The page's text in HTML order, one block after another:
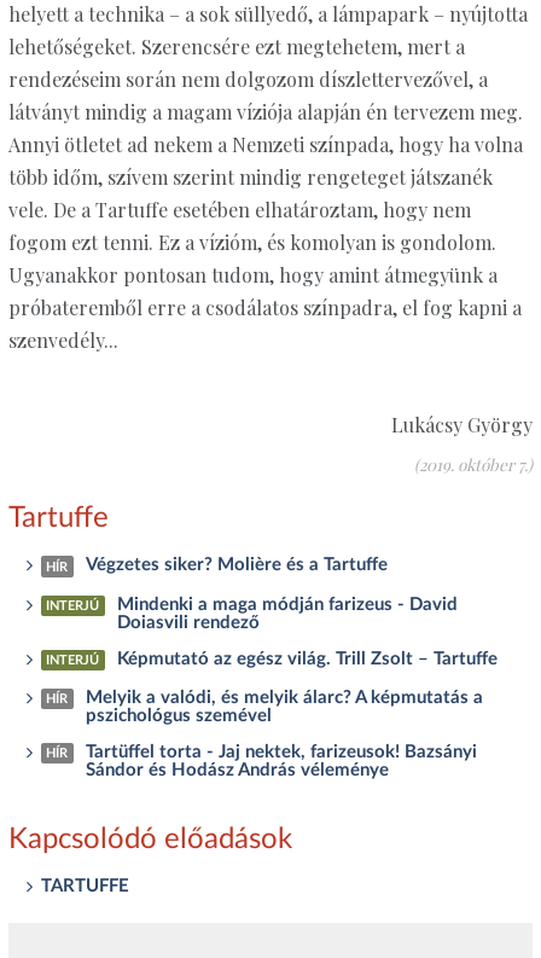
helyett a technika – a sok süllyedő, a lámpapark – nyújtotta
lehetőségeket. Szerencsére ezt megtehetem, mert a
rendezéseim során nem dolgozom díszlettervezővel, a
látványt mindig a magam víziója alapján én tervezem meg.
Annyi ötletet ad nekem a Nemzeti színpada, hogy ha volna
több időm, szívem szerint mindig rengeteget játszanék
vele. De a Tartuffe esetében elhatároztam, hogy nem
fogom ezt tenni. Ez a vízióm, és komolyan is gondolom.
Ugyanakkor pontosan tudom, hogy amint átmegyünk a
próbateremből erre a csodálatos színpadra, el fog kapni a
szenvedély...
Lukácsy György
(2019. október 7.)
Tartuffe
HÍR Végzetes siker? Molière és a Tartuffe
INTERJÚ
Mindenki a maga módján farizeus - David
Doiasvili rendező
INTERJÚ Képmutató az egész világ. Trill Zsolt – Tartuffe
HÍR
Melyik a valódi, és melyik álarc? A képmutatás a
pszichológus szemével
HÍR
Tartüffel torta - Jaj nektek, farizeusok! Bazsányi
Sándor és Hodász András véleménye
Kapcsolódó előadások
TARTUFFE